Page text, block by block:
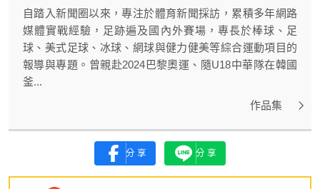
自踏入新聞圈以來，專注於體育新聞採訪，累積多年網路
媒體實戰經驗，足跡遍及國內外賽場，專長於棒球、足
球、美式足球、冰球、網球與健力健美等綜合運動項目的
報導與專題。曾親赴2024巴黎奧運、隨U18中華隊在韓國
釜...
作品集
分享 分享